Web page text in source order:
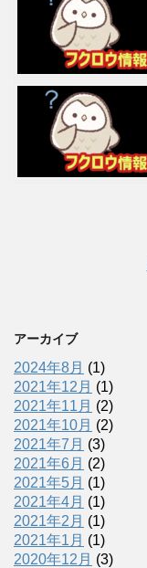
アーカイブ
2024年8月 (1)
2021年12月 (1)
2021年11月 (2)
2021年10月 (2)
2021年7月 (3)
2021年6月 (2)
2021年5月 (1)
2021年4月 (1)
2021年2月 (1)
2021年1月 (1)
2020年12月 (3)